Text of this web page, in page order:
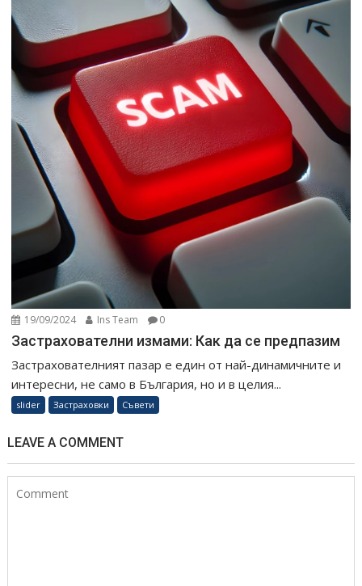
19/09/2024 Ins Team 0
Застрахователни измами: Как да се предпазим
Застрахователният пазар е един от най-динамичните и
интересни, не само в България, но и в целия...
slider Застраховки Съвети
LEAVE A COMMENT